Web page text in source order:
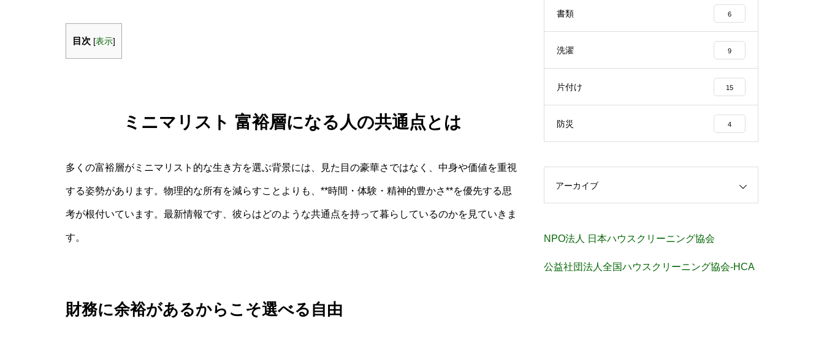
目次 [表示]
ミニマリスト 富裕層になる人の共通点とは
多くの富裕層がミニマリスト的な生き方を選ぶ背景には、見た目の豪華さではなく、中身や価値を重視
する姿勢があります。物理的な所有を減らすことよりも、**時間・体験・精神的豊かさ**を優先する思
考が根付いています。最新情報です、彼らはどのような共通点を持って暮らしているのかを見ていきま
す。
財務に余裕があるからこそ選べる自由
書類 6
洗濯 9
片付け 15
防災 4
アーカイブ
NPO法人 日本ハウスクリーニング協会
公益社団法人全国ハウスクリーニング協会-HCA